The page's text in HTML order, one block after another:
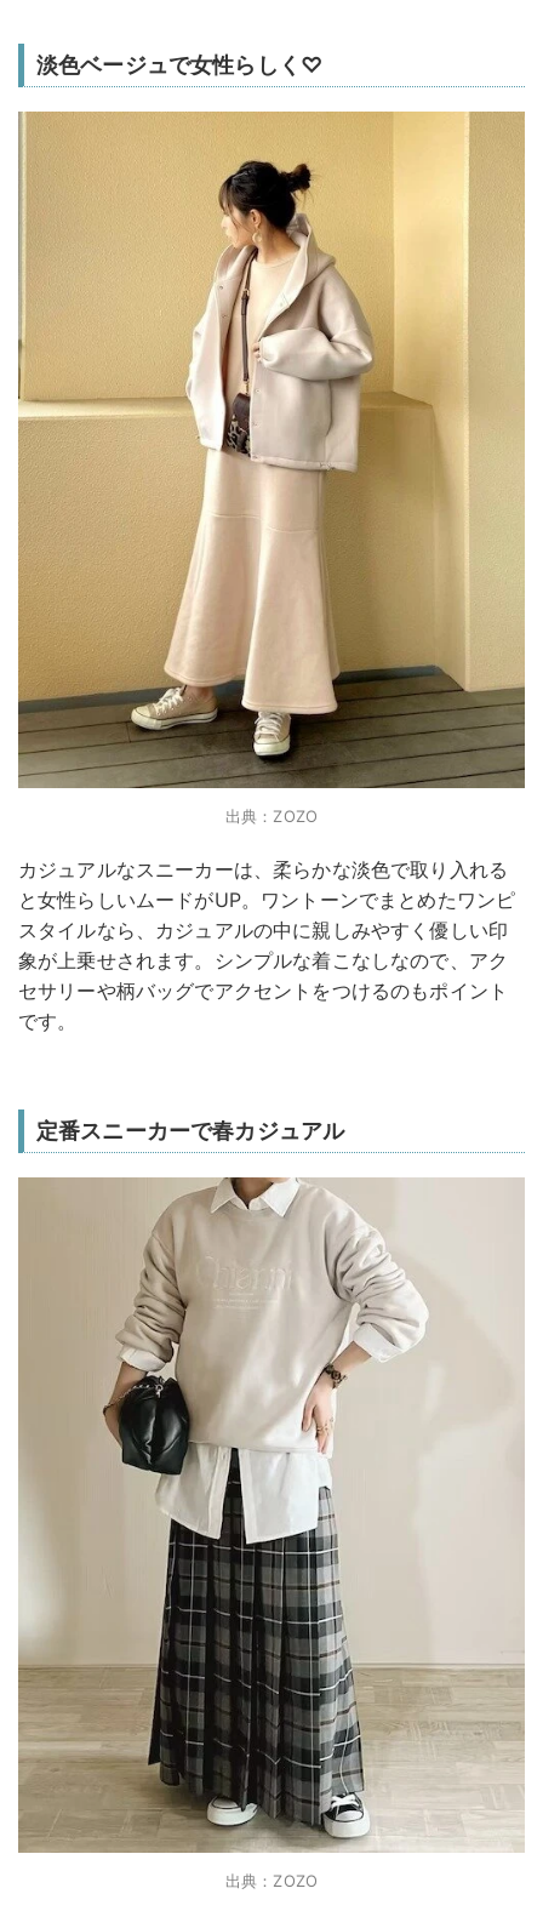
淡色ベージュで女性らしく♡
出典：ZOZO
カジュアルなスニーカーは、柔らかな淡色で取り入れる
と女性らしいムードがUP。ワントーンでまとめたワンピ
スタイルなら、カジュアルの中に親しみやすく優しい印
象が上乗せされます。シンプルな着こなしなので、アク
セサリーや柄バッグでアクセントをつけるのもポイント
です。
定番スニーカーで春カジュアル
出典：ZOZO